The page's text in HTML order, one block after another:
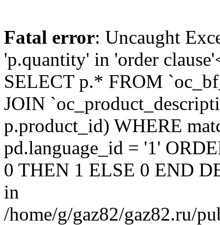
Fatal error: Uncaught
'p.quantity' in 'order
SELECT p.* FROM
JOIN
p.product_id) WHERE
pd.language_id = '1'
0 THEN 1 ELSE 0 END
in
/home/g/gaz82/gaz82.ru/